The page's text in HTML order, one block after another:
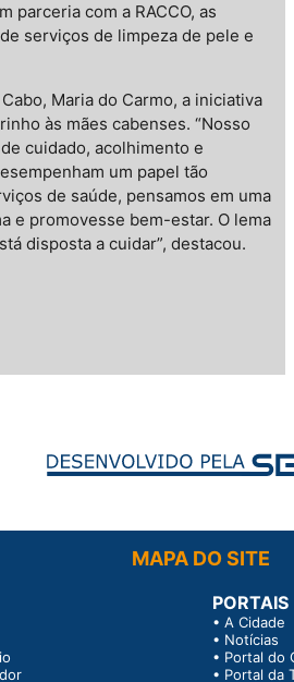
parceria com a RACCO, as
serviços de limpeza de pele e
Maria do Carmo, a iniciativa
às mães cabenses. “Nosso
cuidado, acolhimento e
um papel tão
de saúde, pensamos em uma
e promovesse bem-estar. O lema
disposta a cuidar”, destacou.
MAPA DO SITE
PORTAIS
•A Cidade
• Notícias
• Portal do
• Portal da